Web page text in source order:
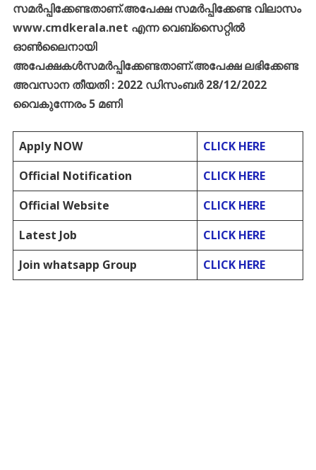
സമർപ്പിക്കേണ്ടതാണ്.അപേക്ഷ സമർപ്പിക്കേണ്ട വിലാസം
www.cmdkerala.net എന്ന വെബ്സൈറ്റിൽ
ഓൺലൈനായി
അപേക്ഷകൾസമർപ്പിക്കേണ്ടതാണ്.അപേക്ഷ ലഭിക്കേണ്ട
അവസാന തീയതി : 2022 ഡിസംബർ 28/12/2022
വൈകുന്നേരം 5 മണി
Apply NOW
CLICK HERE
Official Notification
CLICK HERE
Official Website
CLICK HERE
Latest Job
CLICK HERE
Join whatsapp Group
CLICK HERE